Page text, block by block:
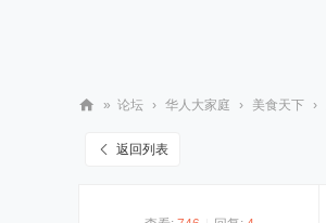
» 论坛 › 华人大家庭 › 美食天下 ›
返回列表